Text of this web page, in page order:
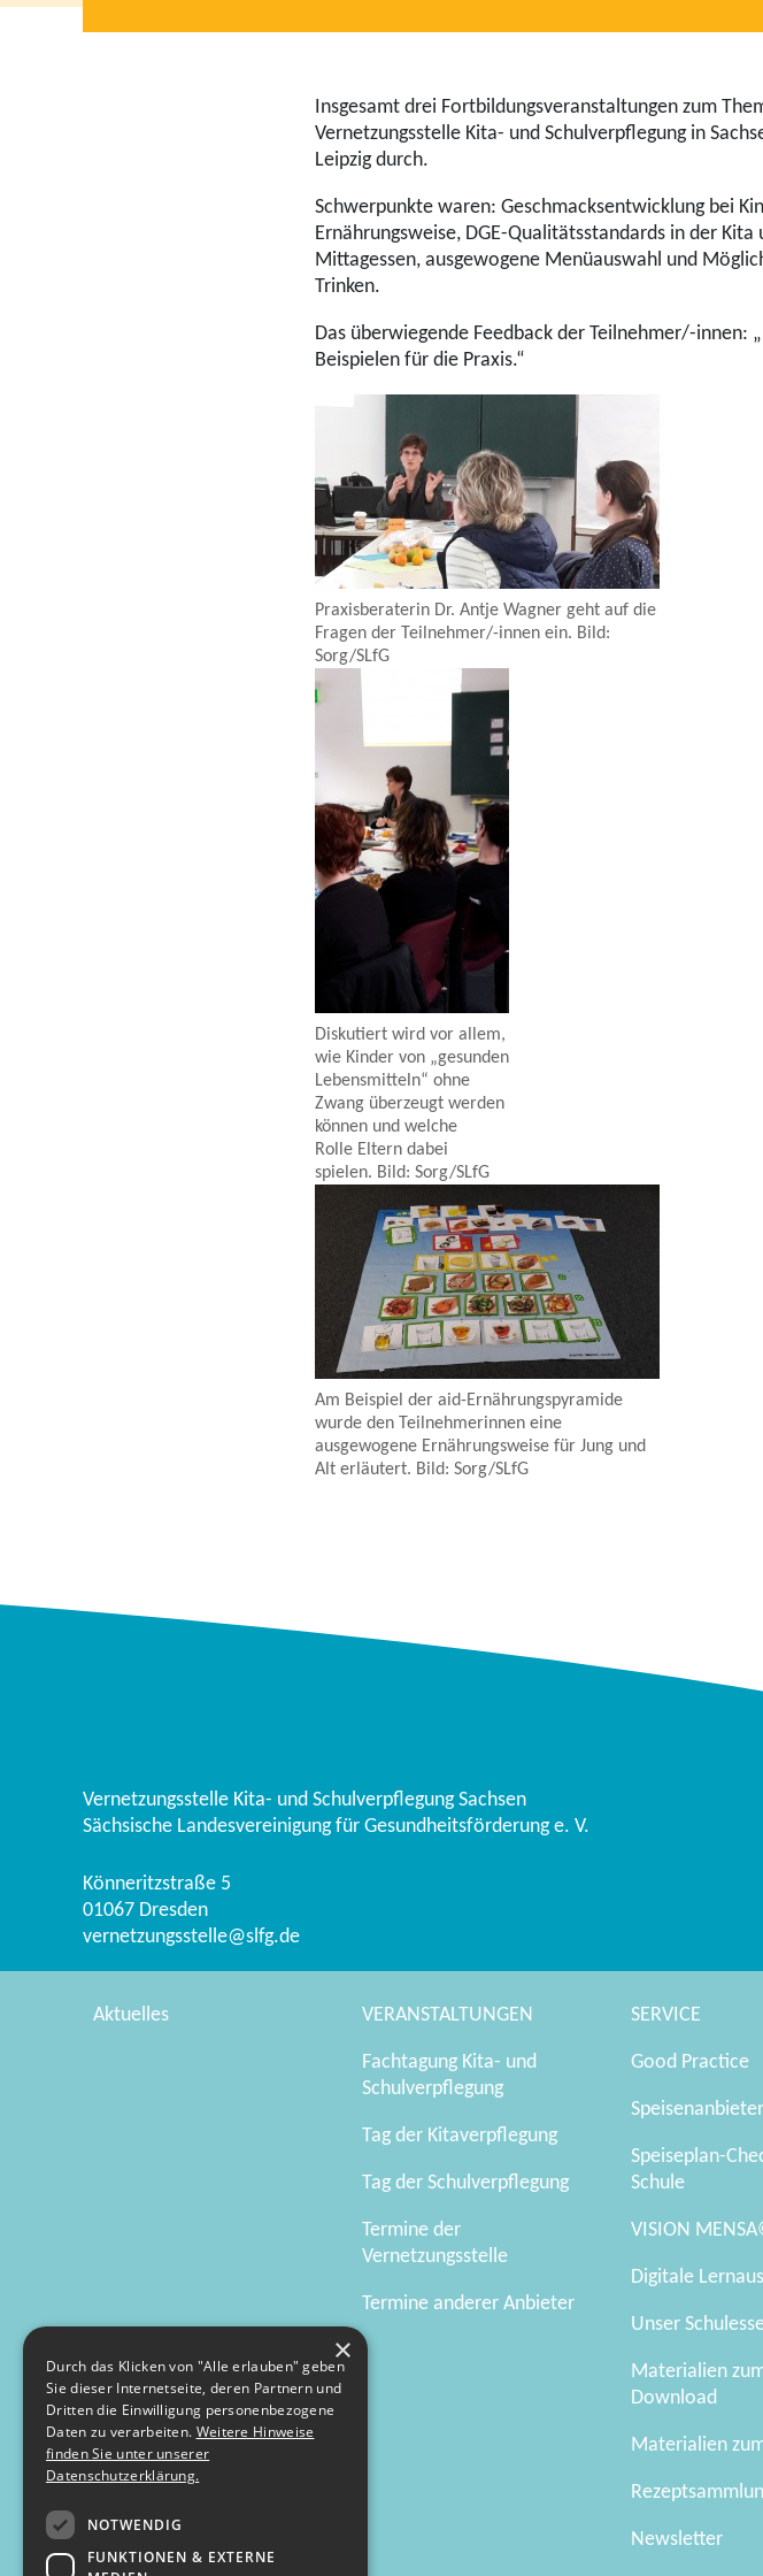
Insgesamt drei Fortbildungsveranstaltungen zum
Vernetzungsstelle Kita- und Schulverpflegung in
Leipzig durch.
Schwerpunkte waren: Geschmacksentwicklung bei
Ernährungsweise, DGE-Qualitätsstandards in der
Mittagessen, ausgewogene Menüauswahl und
Trinken.
Das überwiegende Feedback der Teilnehmer/-
Beispielen für die Praxis.“
Praxisberaterin Dr. Antje Wagner geht auf die
Fragen der Teilnehmer/-innen ein. Bild:
Sorg/SLfG
Diskutiert wird vor allem,
wie Kinder von „gesunden
Lebensmitteln“ ohne
Zwang überzeugt werden
können und welche
Rolle Eltern dabei
spielen. Bild: Sorg/SLfG
Am Beispiel der aid-Ernährungspyramide
wurde den Teilnehmerinnen eine
ausgewogene Ernährungsweise für Jung und
Alt erläutert. Bild: Sorg/SLfG
Vernetzungsstelle Kita- und Schulverpflegung Sachsen
Sächsische Landesvereinigung für Gesundheitsförderung e. V.
Könneritzstraße 5
01067 Dresden
vernetzungsstelle@slfg.de
Aktuelles VERANSTALTUNGEN
Fachtagung Kita- und
Schulverpflegung
Tag der Kitaverpflegung
Tag der Schulverpflegung
Termine der
Vernetzungsstelle
Termine anderer Anbieter
SERVICE
Good Practice
Speiseplan-
Schule
VISION
Digitale
Unser
Materialien
Download
Materialien
Newsletter
×
Durch das Klicken von "Alle erlauben" geben
Sie dieser Internetseite, deren Partnern und
Dritten die Einwilligung personenbezogene
Daten zu verarbeiten. Weitere Hinweise
finden Sie unter unserer
Datenschutzerklärung.
NOTWENDIG
FUNKTIONEN & EXTERNE